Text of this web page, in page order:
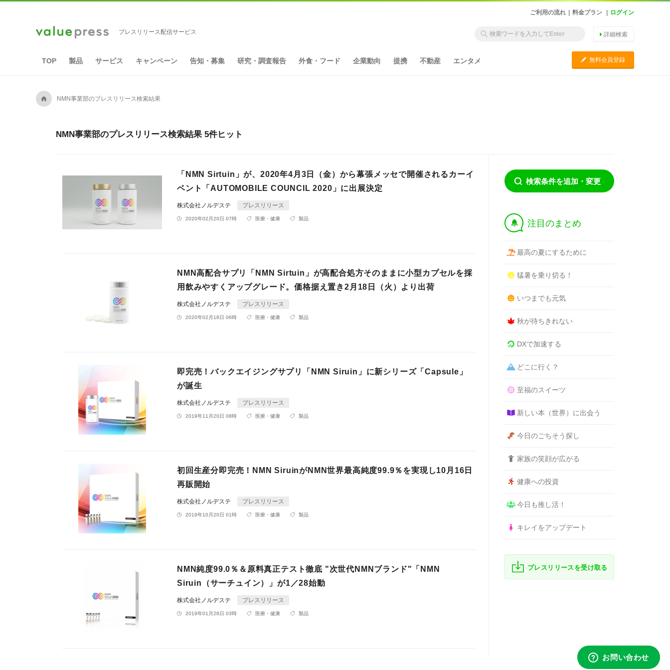
ご利用の流れ 料金プラン ログイン
プレスリリース配信サービス 詳細検索
TOP 製品 サービス キャンペーン 告知・募集 研究・調査報告 外食・フード 企業動向 提携 不動産 エンタメ C 無料会員登録
A NMN事業部のプレスリリース検索結果
NMN事業部のプレスリリース検索結果 5件ヒット
「NMN Sirtuin」が、2020年4月3日（金）から幕張メッセで開催されるカーイ
ベント「AUTOMOBILE COUNCIL 2020」に出展決定
株式会社ノルデステ プレスリリース
2020年02月20日 07時 医療・健康 製品
NMN高配合サプリ「NMN Sirtuin」が高配合処方そのままに小型カプセルを採
用飲みやすくアップグレード。価格据え置き2月18日（火）より出荷
株式会社ノルデステ プレスリリース
2020年02月18日 06時 医療・健康 製品
即完売！バックエイジングサプリ「NMN Siruin」に新シリーズ「Capsule」
が誕生
株式会社ノルデステ プレスリリース
2019年11月20日 08時 医療・健康 製品
初回生産分即完売！NMN SiruinがNMN世界最高純度99.9％を実現し10⽉16⽇
再販開始
株式会社ノルデステ プレスリリース
2019年10月20日 01時 医療・健康 製品
NMN純度99.0％＆原料真正テスト徹底 "次世代NMNブランド"「NMN
Siruin（サーチュイン）」が1／28始動
株式会社ノルデステ プレスリリース
2019年01月28日 03時 医療・健康 製品
検索条件を追加・変更
† 注目のまとめ
最高の夏にするために
猛暑を乗り切る！
いつまでも元気
秋が待ちきれない
DXで加速する
どこに行く？
至福のスイーツ
新しい本（世界）に出会う
今日のごちそう探し
家族の笑顔が広がる
健康への投資
今日も推し活！
キレイをアップデート
プレスリリースを受け取る